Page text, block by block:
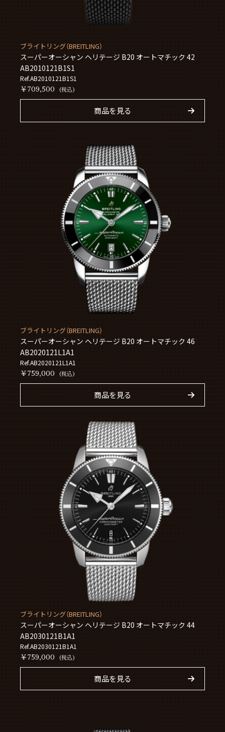
ブライトリング（BREITLING）
スーパーオーシャン ヘリテージ B20 オートマチック 42
AB2010121B1S1
Ref.AB2010121B1S1
￥709,500 (税込)
商品を見る
ブライトリング（BREITLING）
スーパーオーシャン ヘリテージ B20 オートマチック 46
AB2020121L1A1
Ref.AB2020121L1A1
￥759,000 (税込)
商品を見る
ブライトリング（BREITLING）
スーパーオーシャン ヘリテージ B20 オートマチック 44
AB2030121B1A1
Ref.AB2030121B1A1
￥759,000 (税込)
商品を見る